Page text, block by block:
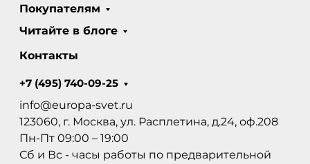
Покупателям
Читайте в блоге
Контакты
+7 (495) 740-09-25
info@europa-svet.ru
123060, г. Москва, ул. Расплетина, д.24, оф.208
Пн-Пт 09:00 – 19:00
Сб и Вс - часы работы по предварительной